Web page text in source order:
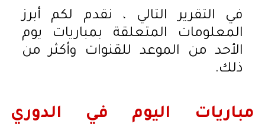
في التقرير التالي ، نقدم لكم أبرز
المعلومات المتعلقة بمباريات يوم
الأحد من الموعد للقنوات وأكثر من
ذلك.
مباريات اليوم في الدوري